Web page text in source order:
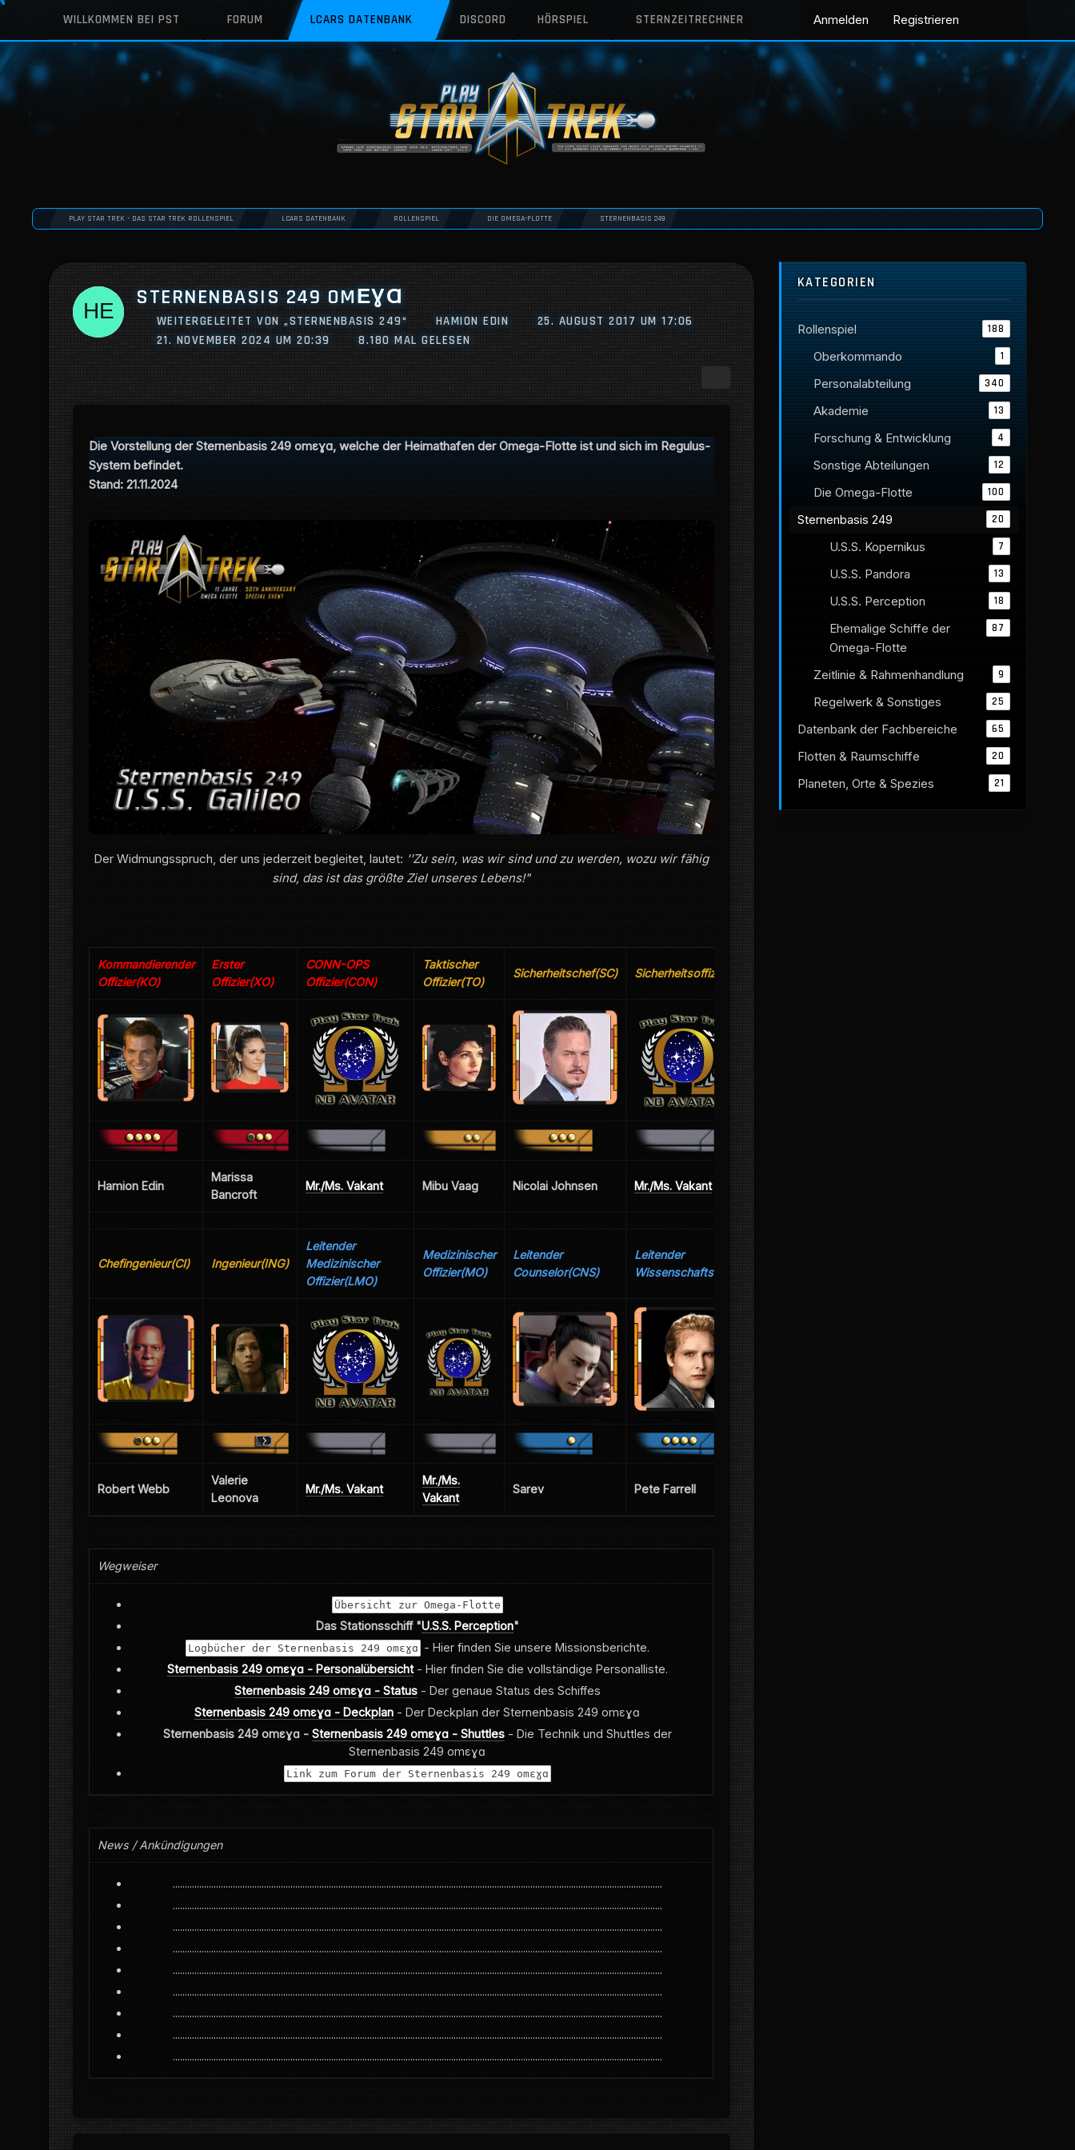
WILLKOMMEN BEI PST FORUM LCARS DATENBANK DISCORD HÖRSPIEL STERNZEITRECHNER Anmelden Registrieren
PLAY STAR TREK - DAS STAR TREK ROLLENSPIEL LCARS DATENBANK ROLLENSPIEL DIE OMEGA-FLOTTE STERNENBASIS 249
STERNENBASIS 249 OMΕƔⱭ
WEITERGELEITET VON „STERNENBASIS 249“ HAMION EDIN
25. AUGUST 2017 UM 17:06
21. NOVEMBER 2024 UM 20:39
8.180 MAL GELESEN
Die Vorstellung der Sternenbasis 249 omεɣɑ, welche der Heimathafen der Omega-Flotte ist und sich im Regulus-
System befindet.
Stand: 21.11.2024
Der Widmungsspruch, der uns jederzeit begleitet, lautet: ''Zu sein, was wir sind und zu werden, wozu wir fähig
sind, das ist das größte Ziel unseres Lebens!"
Kommandierender
Offizier(KO)
Erster
Offizier(XO)
CONN-OPS
Offizier(CON)
Taktischer
Offizier(TO)
Sicherheitschef(SC) Sicherheitsoffizier(SO)
Hamion Edin
Marissa
Bancroft
Mr./Ms. Vakant Mibu Vaag Nicolai Johnsen Mr./Ms. Vakant
Chefingenieur(CI) Ingenieur(ING)
Leitender
Medizinischer
Offizier(LMO)
Medizinischer
Offizier(MO)
Leitender
Counselor(CNS)
Leitender
Wissenschaftsoffizier(LWO)
Robert Webb
Valerie
Leonova
Mr./Ms. Vakant
Mr./Ms.
Vakant
Sarev Pete Farrell
Wegweiser
Übersicht zur Omega-Flotte
Das Stationsschiff "U.S.S. Perception"
Logbücher der Sternenbasis 249 omεɣɑ - Hier finden Sie unsere Missionsberichte.
Sternenbasis 249 omεɣɑ - Personalübersicht - Hier finden Sie die vollständige Personalliste.
Sternenbasis 249 omεɣɑ - Status - Der genaue Status des Schiffes
Sternenbasis 249 omεɣɑ - Deckplan - Der Deckplan der Sternenbasis 249 omεɣɑ
Sternenbasis 249 omεɣɑ - Sternenbasis 249 omεɣɑ - Shuttles - Die Technik und Shuttles der
Sternenbasis 249 omεɣɑ
Link zum Forum der Sternenbasis 249 omεɣɑ
News / Ankündigungen
............................................................................................................................................................................................................
............................................................................................................................................................................................................
............................................................................................................................................................................................................
............................................................................................................................................................................................................
............................................................................................................................................................................................................
............................................................................................................................................................................................................
............................................................................................................................................................................................................
............................................................................................................................................................................................................
............................................................................................................................................................................................................
KATEGORIEN
Rollenspiel 188
Oberkommando 1
Personalabteilung 340
Akademie 13
Forschung & Entwicklung 4
Sonstige Abteilungen 12
Die Omega-Flotte 100
Sternenbasis 249 20
U.S.S. Kopernikus 7
U.S.S. Pandora 13
U.S.S. Perception 18
Ehemalige Schiffe der
Omega-Flotte
87
Zeitlinie & Rahmenhandlung 9
Regelwerk & Sonstiges 25
Datenbank der Fachbereiche 65
Flotten & Raumschiffe 20
Planeten, Orte & Spezies 21